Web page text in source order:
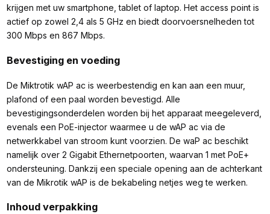
krijgen met uw smartphone, tablet of laptop. Het access point is
actief op zowel 2,4 als 5 GHz en biedt doorvoersnelheden tot
300 Mbps en 867 Mbps.
Bevestiging en voeding
De Miktrotik wAP ac is weerbestendig en kan aan een muur,
plafond of een paal worden bevestigd. Alle
bevestigingsonderdelen worden bij het apparaat meegeleverd,
evenals een PoE-injector waarmee u de wAP ac via de
netwerkkabel van stroom kunt voorzien. De waP ac beschikt
namelijk over 2 Gigabit Ethernetpoorten, waarvan 1 met PoE+
ondersteuning. Dankzij een speciale opening aan de achterkant
van de Mikrotik wAP is de bekabeling netjes weg te werken.
Inhoud verpakking